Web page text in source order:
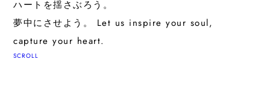
ハートを揺さぶろう。
夢中にさせよう。 Let us inspire your soul,
capture your heart.
SCROLL